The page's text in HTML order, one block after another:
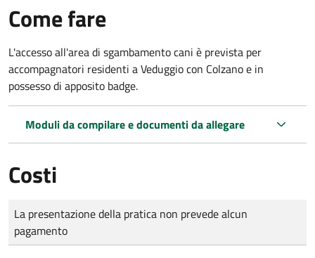
Come fare
L'accesso all'area di sgambamento cani è prevista per
accompagnatori residenti a Veduggio con Colzano e in
possesso di apposito badge.
Moduli da compilare e documenti da allegare
Costi
Tipo di pagamento
Importo
La presentazione della pratica non prevede alcun
pagamento